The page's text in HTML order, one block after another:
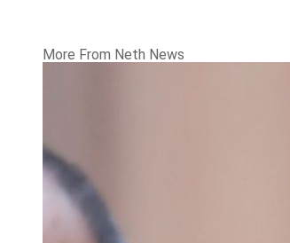
More From Neth News